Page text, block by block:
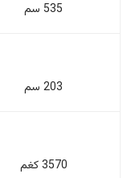
535 سم
203 سم
3570 كغم